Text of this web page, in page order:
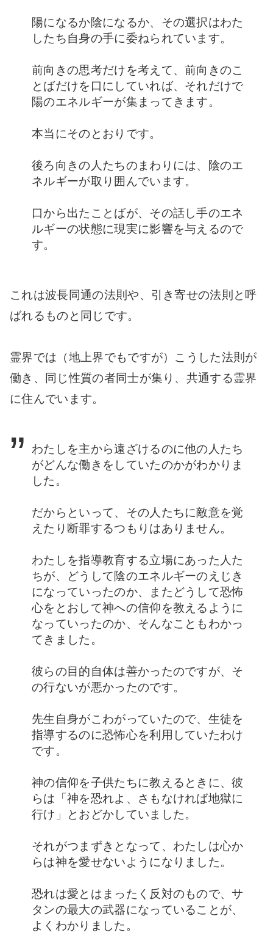
陽になるか陰になるか、その選択はわた
したち自身の手に委ねられています。
前向きの思考だけを考えて、前向きのこ
とばだけを口にしていれば、それだけで
陽のエネルギーが集まってきます。
本当にそのとおりです。
後ろ向きの人たちのまわりには、陰のエ
ネルギーが取り囲んでいます。
口から出たことばが、その話し手のエネ
ルギーの状態に現実に影響を与えるので
す。
これは波長同通の法則や、引き寄せの法則と呼
ばれるものと同じです。
霊界では（地上界でもですが）こうした法則が
働き、同じ性質の者同士が集り、共通する霊界
に住んでいます。
わたしを主から遠ざけるのに他の人たち
がどんな働きをしていたのかがわかりま
した。
だからといって、その人たちに敵意を覚
えたり断罪するつもりはありません。
わたしを指導教育する立場にあった人た
ちが、どうして陰のエネルギーのえじき
になっていったのか、またどうして恐怖
心をとおして神への信仰を教えるように
なっていったのか、そんなこともわかっ
てきました。
彼らの目的自体は善かったのですが、そ
の行ないが悪かったのです。
先生自身がこわがっていたので、生徒を
指導するのに恐怖心を利用していたわけ
です。
神の信仰を子供たちに教えるときに、彼
らは「神を恐れよ、さもなければ地獄に
行け」とおどかしていました。
それがつまずきとなって、わたしは心か
らは神を愛せないようになりました。
恐れは愛とはまったく反対のもので、サ
タンの最大の武器になっていることが、
よくわかりました。